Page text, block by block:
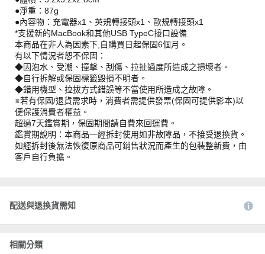
●淨重：87g
●內容物：充電器x1、英規轉接頭x1、歐規轉接頭x1
*支援新的MacBook和其他USB TypeC接口設備
本商品在非人為因素下,自購買日起保固6個月。
有以下情況者恕不保固：
◆因泡水、受潮、撞擊、刮傷、拉扯過度所造成之損壞者。
◆自行拆解或保固標籤毀損不明者。
◆錯用機型、拉拔方式錯誤等不當使用所造成之故障。
※若有保固/退貨需求時，消費者需提供發票(保固可提供影本)以
便保護消費者權益。
超過7天鑑賞期，保固期間請自費來回運費。
鑑賞期說明：本商品一經拆封使用如非故障品，不接受退換貨。
如經拆封後無法恢復原商品可銷售狀況而產生的包裝整新費，由
客戶自行負擔。
配送與退換貨需知
相關分類